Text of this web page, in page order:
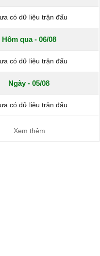
có dữ liệu trận đấu
Hôm qua - 06/08
có dữ liệu trận đấu
Ngày - 05/08
có dữ liệu trận đấu
Xem thêm